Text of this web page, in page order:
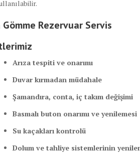
Gömme Rezervuar Servis
Arıza tespiti ve onarımı
Duvar kırmadan müdahale
Şamandıra, conta, iç takım değişimi
Basmalı buton onarımı ve yenilemesi
Su kaçakları kontrolü
Dolum ve tahliye sistemlerinin